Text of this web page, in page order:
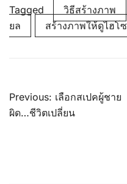
Tagged วิธีสร้างภาพ
ยล
สร้างภาพให้ดูไฮโซ
Post
navigation
Previous: เลือกสเปคผู้ชาย
ผิด…ชีวิตเปลี่ยน